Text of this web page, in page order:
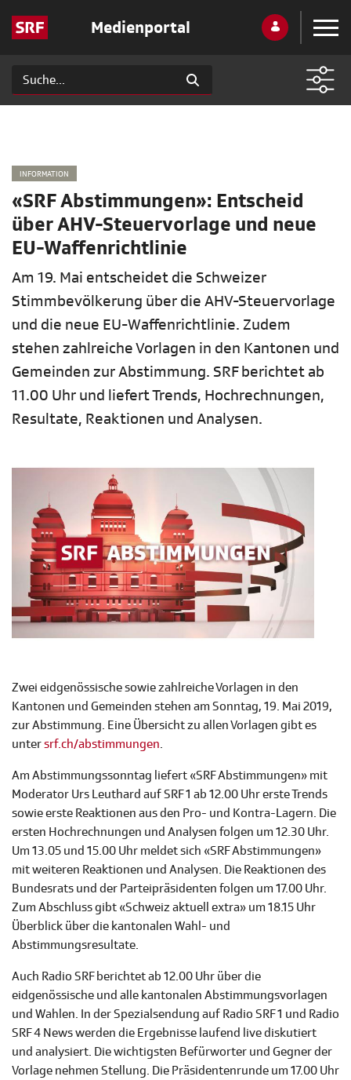
Medienportal
INFORMATION
«SRF Abstimmungen»: Entscheid
über AHV-Steuervorlage und neue
EU-Waffenrichtlinie
Am 19. Mai entscheidet die Schweizer
Stimmbevölkerung über die AHV-Steuervorlage
und die neue EU-Waffenrichtlinie. Zudem
stehen zahlreiche Vorlagen in den Kantonen und
Gemeinden zur Abstimmung. SRF berichtet ab
11.00 Uhr und liefert Trends, Hochrechnungen,
Resultate, Reaktionen und Analysen.
Zwei eidgenössische sowie zahlreiche Vorlagen in den
Kantonen und Gemeinden stehen am Sonntag, 19. Mai 2019,
zur Abstimmung. Eine Übersicht zu allen Vorlagen gibt es
untersrf.ch/abstimmungen.
Am Abstimmungssonntag liefert «SRF Abstimmungen» mit
Moderator Urs Leuthard auf SRF 1 ab 12.00 Uhr erste Trends
sowie erste Reaktionen aus den Pro- und Kontra-Lagern. Die
ersten Hochrechnungen und Analysen folgen um 12.30 Uhr.
Um 13.05 und 15.00 Uhr meldet sich «SRF Abstimmungen»
mit weiteren Reaktionen und Analysen. Die Reaktionen des
Bundesrats und der Parteipräsidenten folgen um 17.00 Uhr.
Zum Abschluss gibt «Schweiz aktuell extra» um 18.15 Uhr
Überblick über die kantonalen Wahl- und
Abstimmungsresultate.
Auch Radio SRF berichtet ab 12.00 Uhr über die
eidgenössische und alle kantonalen Abstimmungsvorlagen
und Wahlen. In der Spezialsendung auf Radio SRF 1 und Radio
SRF 4 News werden die Ergebnisse laufend live diskutiert
und analysiert. Die wichtigsten Befürworter und Gegner der
Vorlage nehmen Stellung. Die Präsidentenrunde um 17.00 Uhr